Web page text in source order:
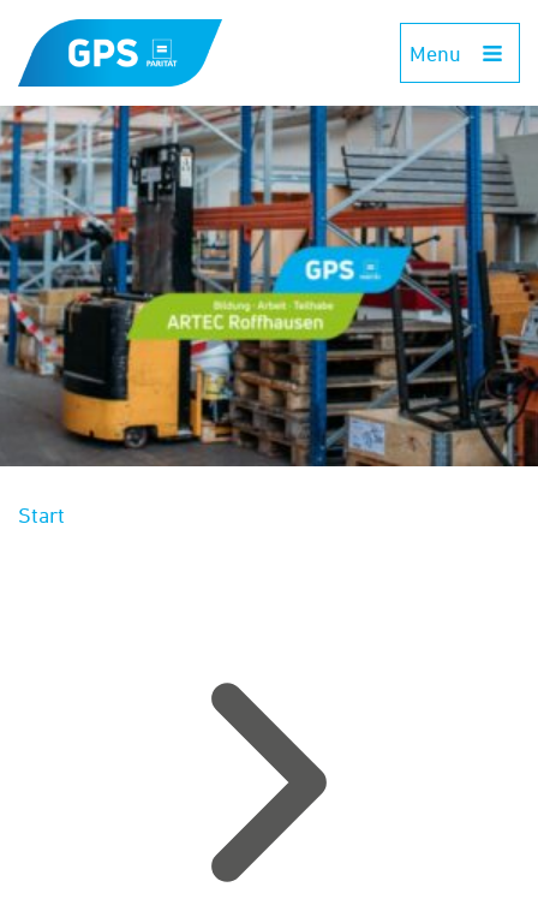
Menu
Start